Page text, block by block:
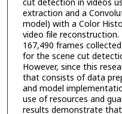
extraction and a
model) with a Color
video file
167,490 frames
for the scene cut
However, since this
that consists of data
and model
use of resources and
results demonstrate